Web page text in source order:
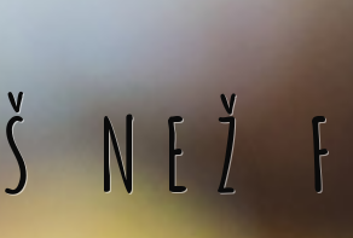
NEŽ